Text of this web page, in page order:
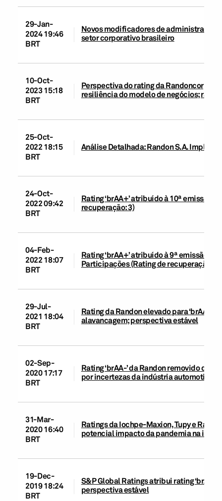
29-Jan-
2024 19:46
BRT
Novos modificadores de administração
setor corporativo brasileiro
10-Oct-
2023 15:18
BRT
Perspectiva do rating da Randoncorp
resiliência do modelo de negócios;
25-Oct-
2022 18:15
BRT
Análise Detalhada: Randon S.A.
24-Oct-
2022 09:42
BRT
Rating ‘brAA+’ atribuído à 10ª emissão
recuperação: 3)
04-Feb-
2022 18:07
BRT
Rating ‘brAA+’ atribuído à 9ª emissão
Participações (Rating de recuperação:
29-Jul-
2021 18:04
BRT
Rating da Randon elevado para ‘brAA+’
alavancagem; perspectiva estável
02-Sep-
2020 17:17
BRT
Rating ‘brAA-’ da Randon removido do
por incertezas da indústria automotiva e
31-Mar-
2020 16:40
BRT
Ratings da Iochpe-Maxion, Tupy e
potencial impacto da pandemia na
19-Dec-
2019 18:24
BRT
S&P Global Ratings atribui rating ‘brAA-
perspectiva estável